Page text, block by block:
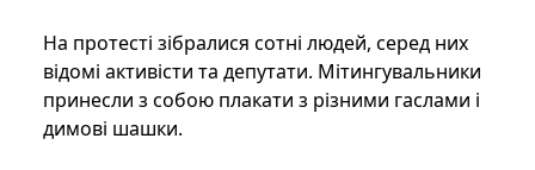
На протесті зібралися сотні людей, серед них
відомі активісти та депутати. Мітингувальники
принесли з собою плакати з різними гаслами і
димові шашки.